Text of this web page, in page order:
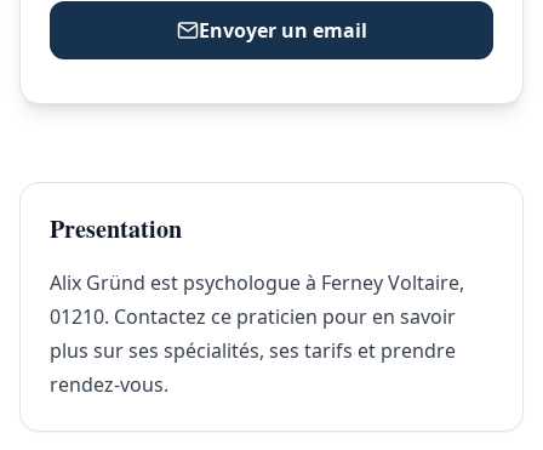
Envoyer un email
Presentation
Alix Gründ est psychologue à Ferney Voltaire,
01210. Contactez ce praticien pour en savoir
plus sur ses spécialités, ses tarifs et prendre
rendez-vous.